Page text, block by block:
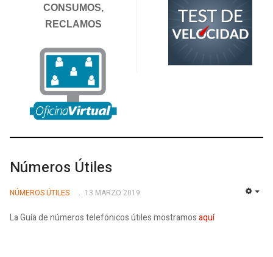
CONSUMOS,
RECLAMOS
Números Útiles
NÚMEROS ÚTILES 13 MARZO 2019
La Guía de números telefónicos útiles mostramosaquí